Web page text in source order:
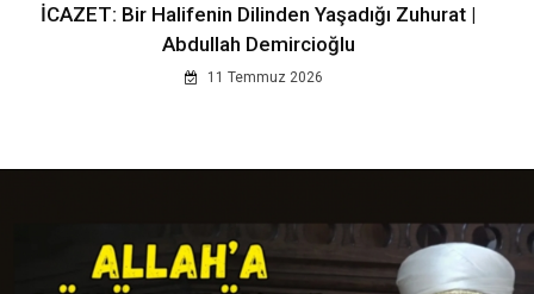
İCAZET: Bir Halifenin Dilinden Yaşadığı Zuhurat |
Abdullah Demircioğlu
11 Temmuz 2026